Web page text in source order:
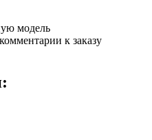
модель
к заказу